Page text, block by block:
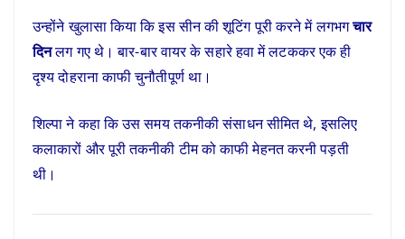
उन्होंने खुलासा किया कि इस सीन की शूटिंग पूरी करने में लगभगचार
दिनलग गए थे। बार-बार वायर के सहारे हवा में लटककर एक ही
दृश्य दोहराना काफी चुनौतीपूर्ण था।
शिल्पा ने कहा कि उस समय तकनीकी संसाधन सीमित थे, इसलिए
कलाकारों और पूरी तकनीकी टीम को काफी मेहनत करनी पड़ती
थी।